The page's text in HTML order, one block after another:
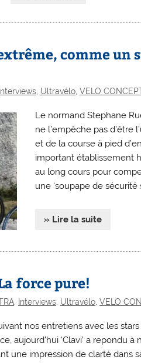
comme un
Interviews, Ultravélo, VELO
Le normand Stephane
ne l’empêche pas d’être
et de la course à pied
important établissement
au long cours pour
une ‘soupape de sécurité
» Lire la suite
force pure!
, Interviews, Ultravélo, VELO
nos entretiens avec les
aujourd’hui ‘Clavi’ a repondu
une impression de clarté dans